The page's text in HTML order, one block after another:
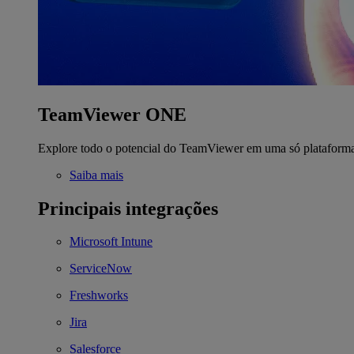
TeamViewer ONE
Explore todo o potencial do TeamViewer em uma só
Saiba mais
Principais integrações
Microsoft Intune
ServiceNow
Freshworks
Jira
Salesforce